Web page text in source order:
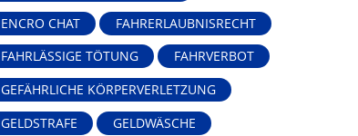
ENCRO CHAT
FAHRERLAUBNISRECHT
FAHRLÄSSIGE TÖTUNG
FAHRVERBOT
GEFÄHRLICHE KÖRPERVERLETZUNG
GELDSTRAFE
GELDWÄSCHE